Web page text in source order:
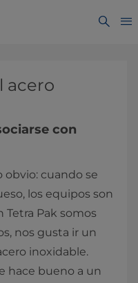
acero
con
cuando se
los equipos son
Tetra Pak somos
nos gusta ir un
inoxidable.
hace bueno a un